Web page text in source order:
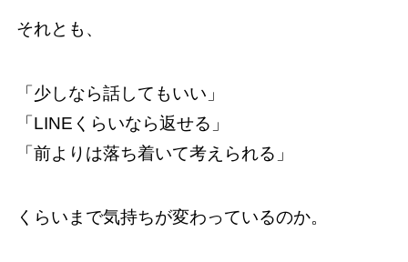
それとも、
「少しなら話してもいい」
「LINEくらいなら返せる」
「前よりは落ち着いて考えられる」
くらいまで気持ちが変わっているのか。